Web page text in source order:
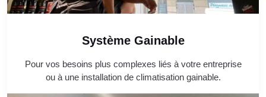
Système Gainable
Pour vos besoins plus complexes liés à votre entreprise
ou à une installation de climatisation gainable.